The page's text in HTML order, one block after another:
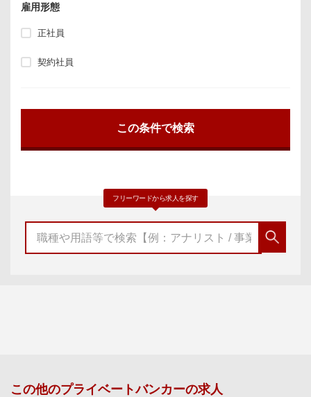
雇用形態
正社員
契約社員
フリーワードから求人を探す
この他のプライベートバンカーの求人